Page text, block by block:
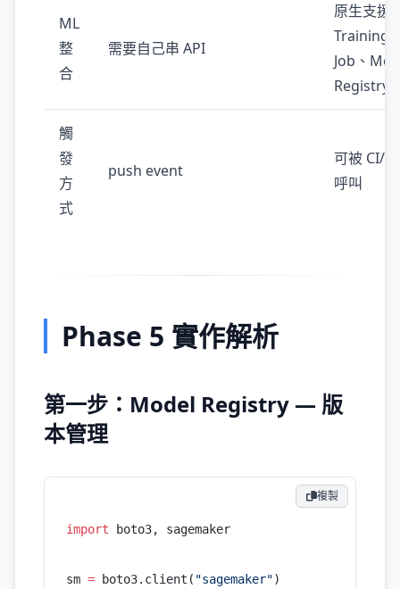
ML
整
合
需要自己串 API
原生支援
Training
Job、
Registry
觸
發
方
式
push event
可被 CI/
呼叫
Phase 5 實作解析
第一步：Model Registry — 版
本管理
import boto3, sagemaker
sm = boto3.client( "sagemaker")
複製